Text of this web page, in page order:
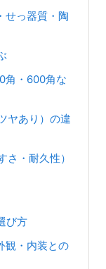
せっ器質・陶
角・600角な
ヤあり）の違
・耐久性）
び方
観・内装との